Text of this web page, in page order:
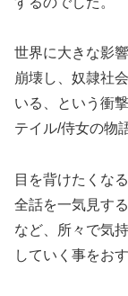
世界に大きな影
崩壊し、奴隷社
いる、という衝
テイル/侍女の物
目を背けたくな
全話を一気見す
など、所々で気
していく事をお